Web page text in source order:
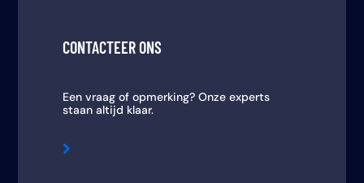
CONTACTEER ONS
Een vraag of opmerking? Onze experts
staan altijd klaar.
